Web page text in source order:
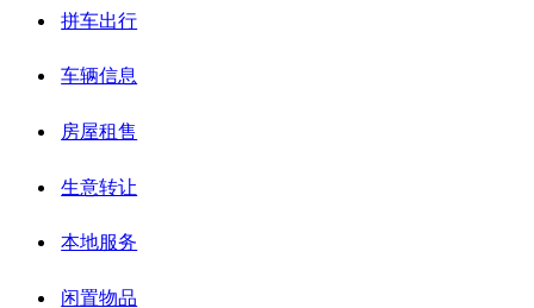
拼车出行
车辆信息
房屋租售
生意转让
本地服务
闲置物品